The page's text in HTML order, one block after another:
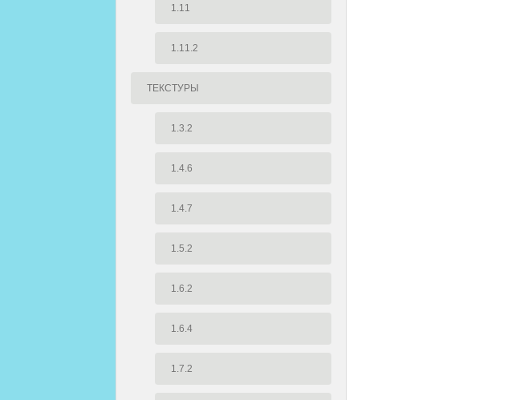
1.11
1.11.2
ТЕКСТУРЫ
1.3.2
1.4.6
1.4.7
1.5.2
1.6.2
1.6.4
1.7.2